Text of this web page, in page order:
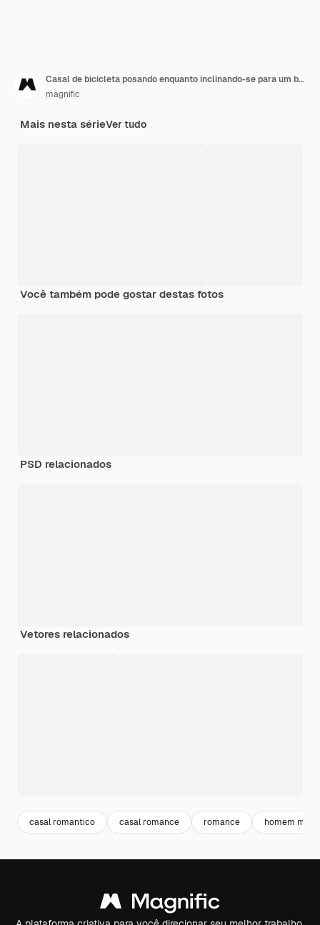
Casal de bicicleta posando enquanto inclinando-se para um beijo
magnific
Mais nesta sérieVer tudo
Você também pode gostar destas fotos
PSD relacionados
Vetores relacionados
casal romantico casal romance romance homem